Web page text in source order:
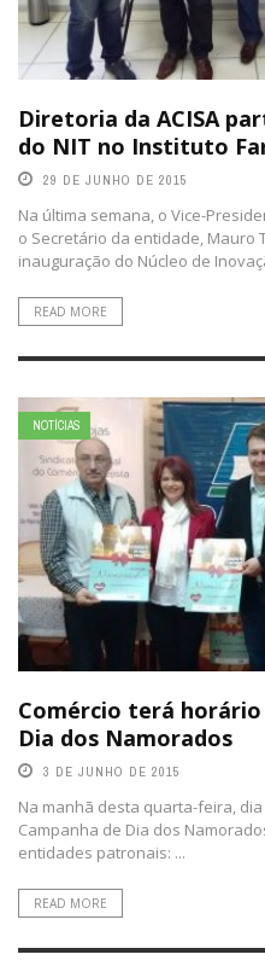
Diretoria da ACISA
do NIT no Instituto
29 DE JUNHO DE 2015
Na última semana, o Vice-
o Secretário da entidade, Mauro
inauguração do Núcleo de
READ MORE
NOTÍCIAS
Comércio terá horário
Dia dos Namorados
3 DE JUNHO DE 2015
Na manhã desta quarta-feira,
Campanha de Dia dos
entidades patronais: ...
READ MORE